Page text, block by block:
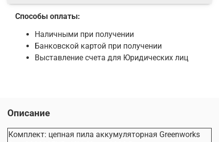
Натяжение цепи
Ключевое
Ширина паза шины
Шаг цепи, дюймы
3/8 дюйма
Количество звеньев
56
Объем масляного
180 мл
Блокировка
случайного включения
Да
Способы оплаты:
Наличными при получении
Банковской картой при получении
Выставление счета для Юридических лиц
Описание
Комплект: цепная пила аккумуляторная Greenworks